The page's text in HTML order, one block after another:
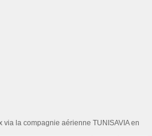
via la compagnie aérienne TUNISAVIA en